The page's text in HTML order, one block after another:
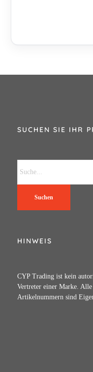
SUCHEN SIE IHR
Suchen
HINWEIS
CYP Trading ist kein
Vertreter einer Marke.
Artikelnummern sind